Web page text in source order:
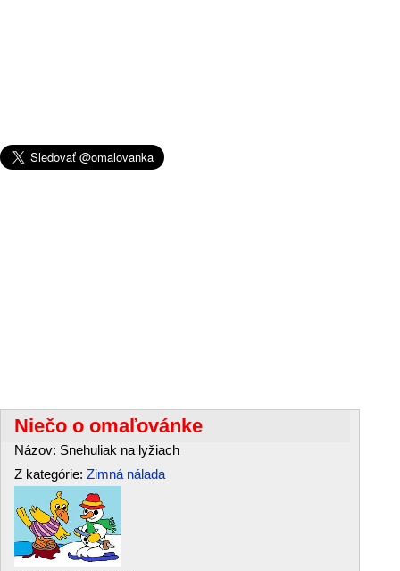
Niečo o omaľovánke
Názov: Snehuliak na lyžiach
Z kategórie: Zimná nálada